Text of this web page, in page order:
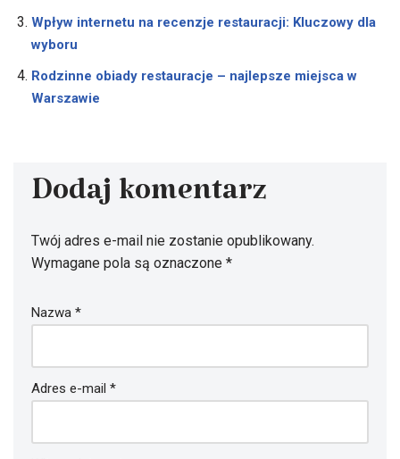
Wpływ internetu na recenzje restauracji: Kluczowy dla
wyboru
Rodzinne obiady restauracje – najlepsze miejsca w
Warszawie
Dodaj komentarz
Twój adres e-mail nie zostanie opublikowany.
Wymagane pola są oznaczone *
Nazwa *
Adres e-mail *